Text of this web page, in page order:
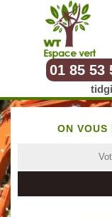
01 85 53
ON VOUS